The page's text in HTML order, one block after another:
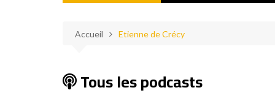
Accueil Etienne de Crécy
Tous les podcasts